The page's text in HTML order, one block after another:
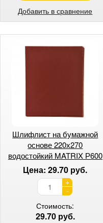
Добавить в сравнение
Шлифлист на бумажной
основе 220х270
водостойкий MATRIX Р600
Цена: 29.70 руб.
+
-
Стоимость:
29.70 руб.